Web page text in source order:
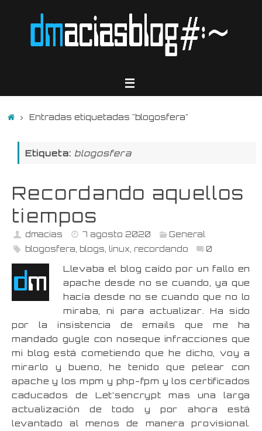
InicioEntradas etiquetadas "blogosfera"
Etiqueta: blogosfera
Recordando aquellos
tiempos
dmacias 7 agosto 2020
General
blogosfera
blogs linux recordando 0
Llevaba el blog caído por un fallo en
apache desde no se cuando, ya que
hacía desde no se cuando que no lo
miraba, ni para actualizar. Ha sido
por la insistencia de emails que me ha
mandado gugle con noseque infracciones que
mi blog está cometiendo que he dicho, voy a
mirarlo y bueno, he tenido que pelear con
apache y los mpm y php-fpm y los certificados
caducados de Let’sencrypt mas una larga
actualización de todo y por ahora está
levantado al menos de manera provisional.